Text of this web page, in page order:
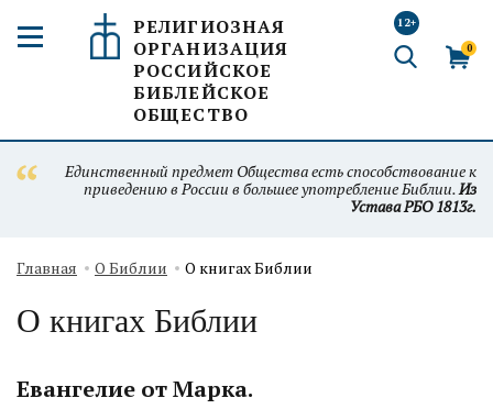
РЕЛИГИОЗНАЯ
ОРГАНИЗАЦИЯ
РОССИЙСКОЕ
БИБЛЕЙСКОЕ
ОБЩЕСТВО
12+
0
Единственный предмет Общества есть способствование к
приведению в России в большее употребление Библии.Из
Устава РБО 1813г.
Главная О Библии О книгах Библии
О книгах Библии
Евангелие от Марка.